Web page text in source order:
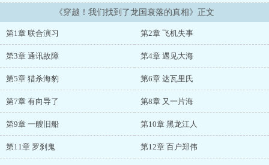
《穿越！我们找到了龙国衰落的真相》正文
第1章 联合演习 第2章 飞机失事
第3章 通讯故障 第4章 遇见大海
第5章 猎杀海豹 第6章 达瓦里氏
第7章 有向导了 第8章 又一片海
第9章 一艘旧船 第10章 黑龙江人
第11章 罗刹鬼 第12章 百户郑伟